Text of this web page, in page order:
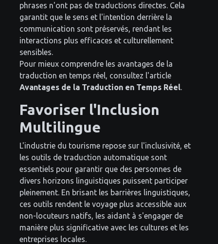
phrases n'ont pas de traductions directes. Cela
garantit que le sens et l'intention derrière la
communication sont préservés, rendant les
interactions plus efficaces et culturellement
sensibles.
Pour mieux comprendre les avantages de la
traduction en temps réel, consultez l'article
Avantages de la Traduction en Temps Réel
Favoriser l'Inclusion
Multilingue
L'industrie du tourisme repose sur l'inclusivité, et
les outils de traduction automatique sont
essentiels pour garantir que des personnes de
divers horizons linguistiques puissent participer
pleinement. En brisant les barrières linguistiques,
ces outils rendent le voyage plus accessible aux
non-locuteurs natifs, les aidant à s'engager de
manière plus significative avec les cultures et les
entreprises locales.